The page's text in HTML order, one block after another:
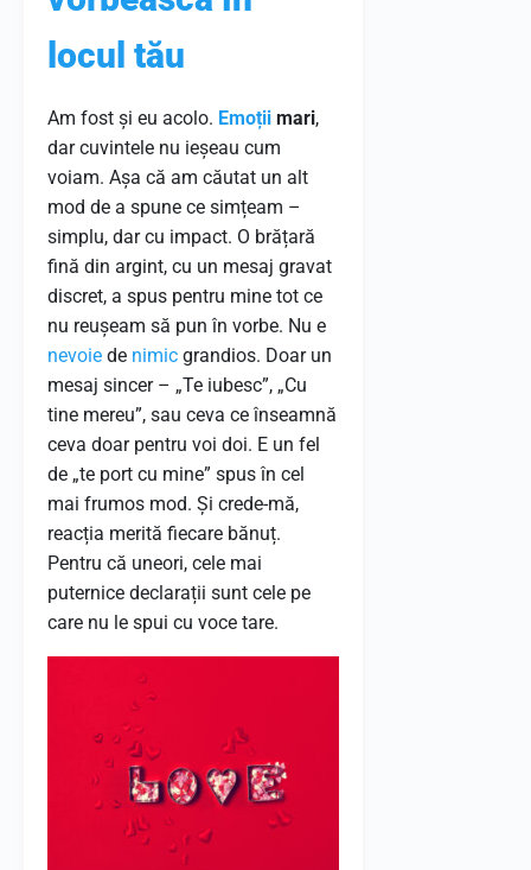
locul tău
Am fost și eu acolo. Emoții mari,
dar cuvintele nu ieșeau cum
voiam. Așa că am căutat un alt
mod de a spune ce simțeam –
simplu, dar cu impact. O brățară
fină din argint, cu un mesaj gravat
discret, a spus pentru mine tot ce
nu reușeam să pun în vorbe. Nu e
nevoie de nimic grandios. Doar un
mesaj sincer – „Te iubesc”, „Cu
tine mereu”, sau ceva ce înseamnă
ceva doar pentru voi doi. E un fel
de „te port cu mine” spus în cel
mai frumos mod. Și crede-mă,
reacția merită fiecare bănuț.
Pentru că uneori, cele mai
puternice declarații sunt cele pe
care nu le spui cu voce tare.